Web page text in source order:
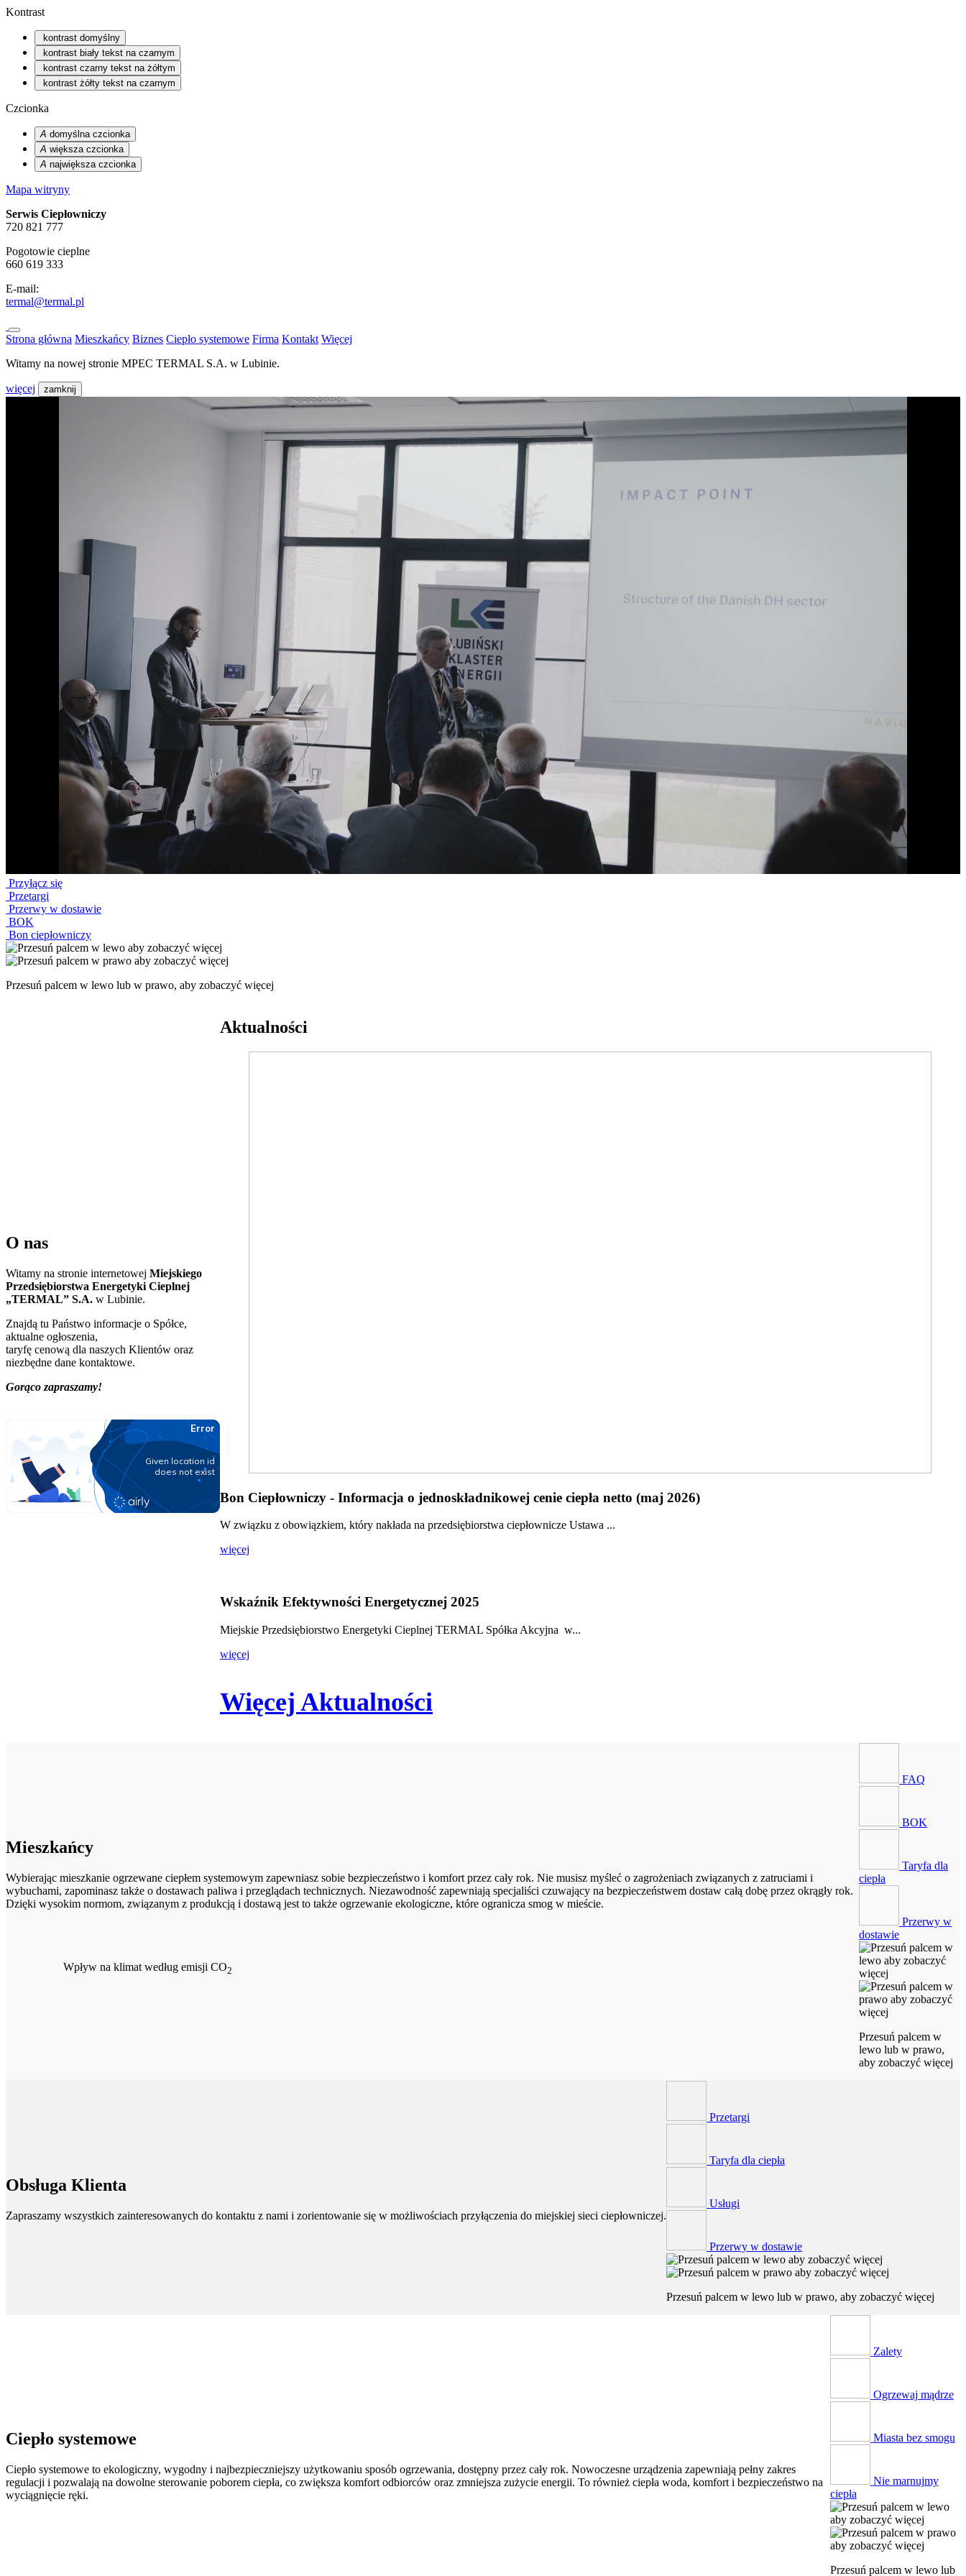
Kontrast
kontrast domyślny
kontrast biały tekst na czarnym
kontrast czarny tekst na żółtym
kontrast żółty tekst na czarnym
Czcionka
A domyślna czcionka
A większa czcionka
A największa czcionka
Mapa witryny
Serwis Ciepłowniczy
720 821 777
Pogotowie cieplne
660 619 333
E-mail:
termal@termal.pl
Strona główna Mieszkańcy Biznes Ciepło systemowe Firma Kontakt Więcej
Witamy na nowej stronie MPEC TERMAL S.A. w Lubinie.
więcej zamknij
Przyłącz się
Przetargi
Przerwy w dostawie
BOK
Bon ciepłowniczy
Przesuń palcem w lewo lub w prawo, aby zobaczyć więcej
O nas
Witamy na stronie internetowej Miejskiego
Przedsiębiorstwa Energetyki Cieplnej
„TERMAL” S.A. w Lubinie.
Znajdą tu Państwo informacje o Spółce,
aktualne ogłoszenia,
taryfę cenową dla naszych Klientów oraz
niezbędne dane kontaktowe.
Gorąco zapraszamy!
Aktualności
Bon Ciepłowniczy - Informacja o jednoskładnikowej cenie ciepła netto (maj 2026)
W związku z obowiązkiem, który nakłada na przedsiębiorstwa ciepłownicze Ustawa ...
więcej
Wskaźnik Efektywności Energetycznej 2025
Miejskie Przedsiębiorstwo Energetyki Cieplnej TERMAL Spółka Akcyjna w...
więcej
Więcej Aktualności
Mieszkańcy
Wybierając mieszkanie ogrzewane ciepłem systemowym zapewniasz sobie bezpieczeństwo i komfort przez cały rok. Nie musisz myśleć o zagrożeniach związanych z zatruciami i
wybuchami, zapominasz także o dostawach paliwa i przeglądach technicznych. Niezawodność zapewniają specjaliści czuwający na bezpieczeństwem dostaw całą dobę przez okrągły rok.
Dzięki wysokim normom, związanym z produkcją i dostawą jest to także ogrzewanie ekologiczne, które ogranicza smog w mieście.
Wpływ na klimat według emisji CO2
FAQ
BOK
Taryfa dla
ciepła
Przerwy w
dostawie
Przesuń palcem w
lewo lub w prawo,
aby zobaczyć więcej
Obsługa Klienta
Zapraszamy wszystkich zainteresowanych do kontaktu z nami i zorientowanie się w możliwościach przyłączenia do miejskiej sieci ciepłowniczej.
Przetargi
Taryfa dla ciepła
Usługi
Przerwy w dostawie
Przesuń palcem w lewo lub w prawo, aby zobaczyć więcej
Ciepło systemowe
Ciepło systemowe to ekologiczny, wygodny i najbezpieczniejszy użytkowaniu sposób ogrzewania, dostępny przez cały rok. Nowoczesne urządzenia zapewniają pełny zakres
regulacji i pozwalają na dowolne sterowanie poborem ciepła, co zwiększa komfort odbiorców oraz zmniejsza zużycie energii. To również ciepła woda, komfort i bezpieczeństwo na
wyciągnięcie ręki.
Zalety
Ogrzewaj mądrze
Miasta bez smogu
Nie marnujmy
ciepła
Przesuń palcem w lewo lub